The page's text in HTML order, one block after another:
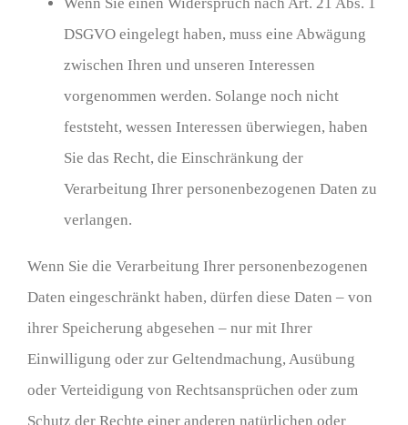
Wenn Sie einen Widerspruch nach Art. 21 Abs. 1
DSGVO eingelegt haben, muss eine Abwägung
zwischen Ihren und unseren Interessen
vorgenommen werden. Solange noch nicht
feststeht, wessen Interessen überwiegen, haben
Sie das Recht, die Einschränkung der
Verarbeitung Ihrer personenbezogenen Daten zu
verlangen.
Wenn Sie die Verarbeitung Ihrer personenbezogenen
Daten eingeschränkt haben, dürfen diese Daten – von
ihrer Speicherung abgesehen – nur mit Ihrer
Einwilligung oder zur Geltendmachung, Ausübung
oder Verteidigung von Rechtsansprüchen oder zum
Schutz der Rechte einer anderen natürlichen oder